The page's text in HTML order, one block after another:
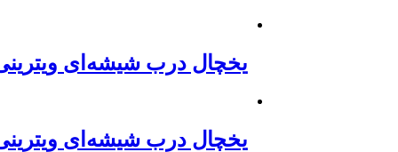
یخچال درب شیشه‌ای ویترینی
یخچال درب شیشه‌ای ویترینی